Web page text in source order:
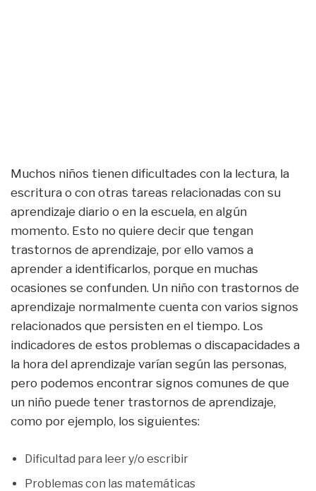
Muchos niños tienen dificultades con la lectura, la
escritura o con otras tareas relacionadas con su
aprendizaje diario o en la escuela, en algún
momento. Esto no quiere decir que tengan
trastornos de aprendizaje, por ello vamos a
aprender a identificarlos, porque en muchas
ocasiones se confunden. Un niño con trastornos de
aprendizaje normalmente cuenta con varios signos
relacionados que persisten en el tiempo. Los
indicadores de estos problemas o discapacidades a
la hora del aprendizaje varían según las personas,
pero podemos encontrar signos comunes de que
un niño puede tener trastornos de aprendizaje,
como por ejemplo, los siguientes:
Dificultad para leer y/o escribir
Problemas con las matemáticas